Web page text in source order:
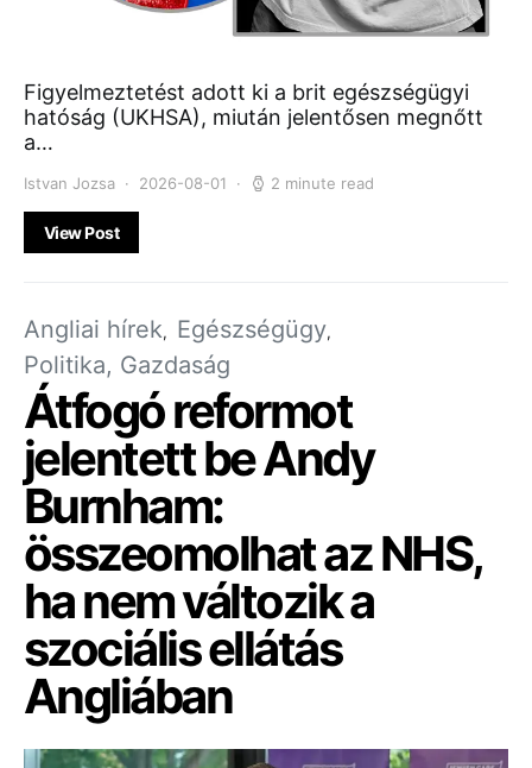
Figyelmeztetést adott ki a brit egészségügyi
hatóság (UKHSA), miután jelentősen megnőtt
a…
Istvan Jozsa 2026-08-01 2 minute read
View Post
Angliai hírek Egészségügy
Politika, Gazdaság
Átfogó reformot
jelentett be Andy
Burnham:
összeomolhat az NHS,
ha nem változik a
szociális ellátás
Angliában